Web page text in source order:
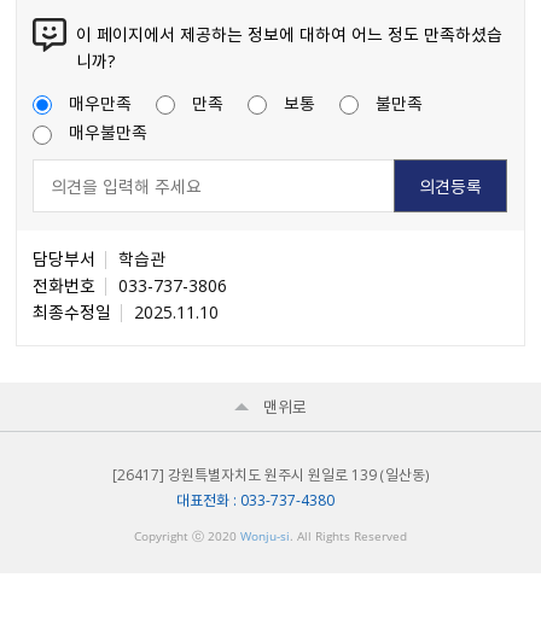
이 페이지에서 제공하는 정보에 대하여 어느 정도 만족하셨습
니까?
매우만족
만족 보통
불만족
매우불만족
담당부서
학습관
전화번호
033-737-3806
최종수정일
2025.11.10
맨위로
[26417] 강원특별자치도 원주시 원일로 139 （일산동）
대표전화 : 033-737-4380
Copyright ⓒ 2020 Wonju-si. All Rights Reserved